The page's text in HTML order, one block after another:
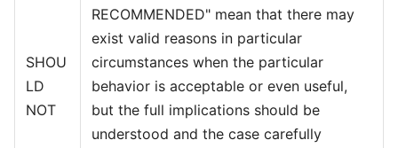
SHOU
LD
NOT
RECOMMENDED" mean that there may
exist valid reasons in particular
circumstances when the particular
behavior is acceptable or even useful,
but the full implications should be
understood and the case carefully